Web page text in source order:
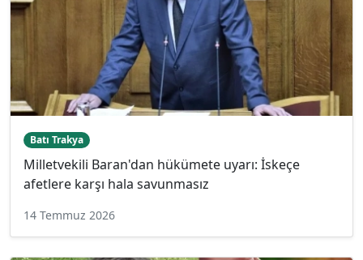
Batı Trakya
Milletvekili Baran'dan hükümete uyarı: İskeçe
afetlere karşı hala savunmasız
14 Temmuz 2026